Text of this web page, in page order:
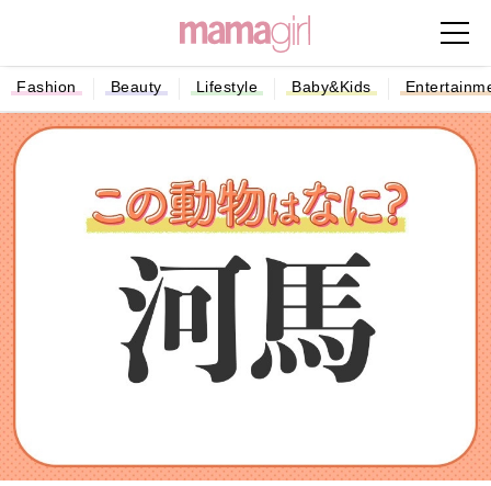
Fashion Beauty Lifestyle Baby&Kids